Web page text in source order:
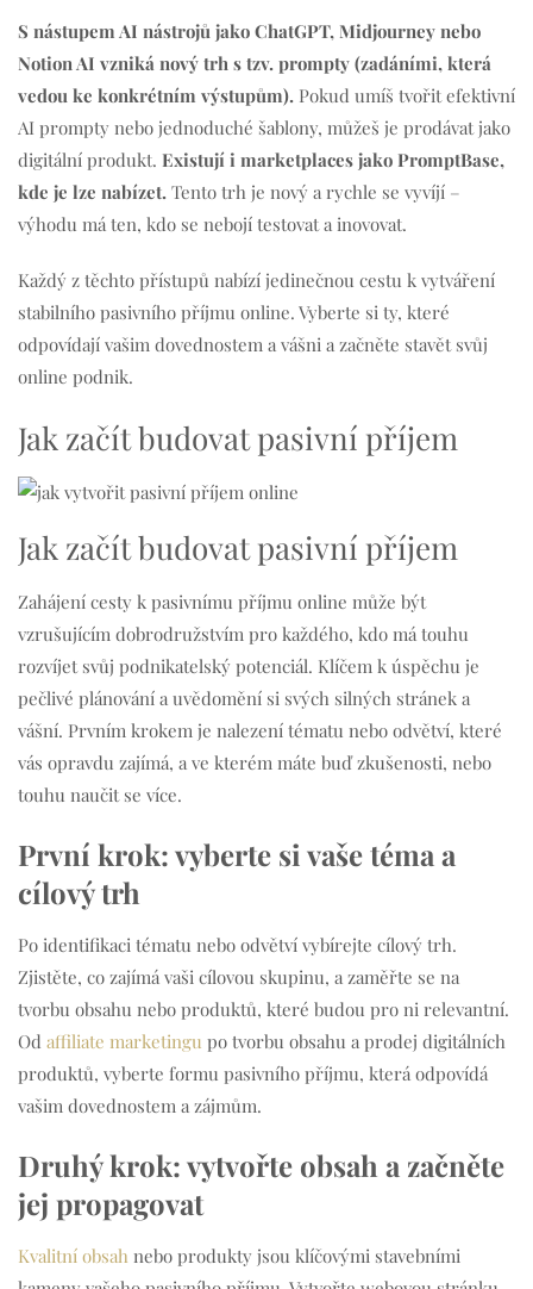
S nástupem AI nástrojů jako ChatGPT, Midjourney nebo
Notion AI vzniká nový trh s tzv. prompty (zadáními, která
vedou ke konkrétním výstupům). Pokud umíš tvořit efektivní
AI prompty nebo jednoduché šablony, můžeš je prodávat jako
digitální produkt. Existují i marketplaces jako PromptBase,
kde je lze nabízet. Tento trh je nový a rychle se vyvíjí –
výhodu má ten, kdo se nebojí testovat a inovovat.
Každý z těchto přístupů nabízí jedinečnou cestu k vytváření
stabilního pasivního příjmu online. Vyberte si ty, které
odpovídají vašim dovednostem a vášni a začněte stavět svůj
online podnik.
Jak začít budovat pasivní příjem
Jak začít budovat pasivní příjem
Zahájení cesty k pasivnímu příjmu online může být
vzrušujícím dobrodružstvím pro každého, kdo má touhu
rozvíjet svůj podnikatelský potenciál. Klíčem k úspěchu je
pečlivé plánování a uvědomění si svých silných stránek a
vášní. Prvním krokem je nalezení tématu nebo odvětví, které
vás opravdu zajímá, a ve kterém máte buď zkušenosti, nebo
touhu naučit se více.
První krok: vyberte si vaše téma a
cílový trh
Po identifikaci tématu nebo odvětví vybírejte cílový trh.
Zjistěte, co zajímá vaši cílovou skupinu, a zaměřte se na
tvorbu obsahu nebo produktů, které budou pro ni relevantní.
Od affiliate marketingu po tvorbu obsahu a prodej digitálních
produktů, vyberte formu pasivního příjmu, která odpovídá
vašim dovednostem a zájmům.
Druhý krok: vytvořte obsah a začněte
jej propagovat
Kvalitní obsah nebo produkty jsou klíčovými stavebními